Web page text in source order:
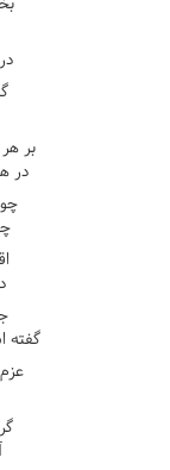
بر
در
گفته